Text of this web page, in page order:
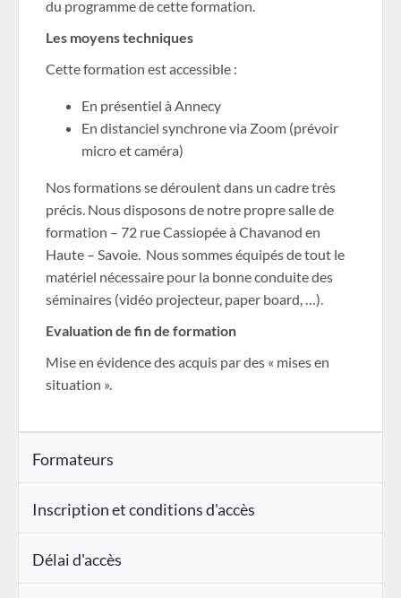
du programme de cette formation.
Les moyens techniques
Cette formation est accessible :
En présentiel à Annecy
En distanciel synchrone via Zoom (prévoir
micro et caméra)
Nos formations se déroulent dans un cadre très
précis. Nous disposons de notre propre salle de
formation – 72 rue Cassiopée à Chavanod en
Haute – Savoie. Nous sommes équipés de tout le
matériel nécessaire pour la bonne conduite des
séminaires (vidéo projecteur, paper board, …).
Evaluation de fin de formation
Mise en évidence des acquis par des « mises en
situation ».
Formateurs
Inscription et conditions d'accès
Délai d'accès